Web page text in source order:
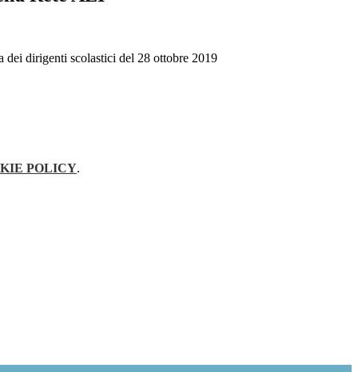
dei dirigenti scolastici del 28 ottobre 2019
POLICY.